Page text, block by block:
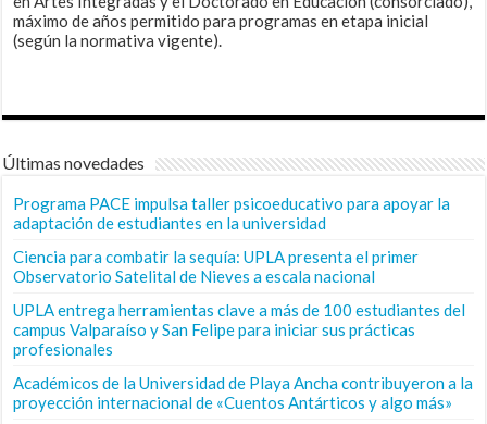
máximo de años permitido para programas en etapa inicial
(según la normativa vigente).
Últimas novedades
Programa PACE impulsa taller psicoeducativo para apoyar la
adaptación de estudiantes en la universidad
Ciencia para combatir la sequía: UPLA presenta el primer
Observatorio Satelital de Nieves a escala nacional
UPLA entrega herramientas clave a más de 100 estudiantes del
campus Valparaíso y San Felipe para iniciar sus prácticas
profesionales
Académicos de la Universidad de Playa Ancha contribuyeron a la
proyección internacional de «Cuentos Antárticos y algo más»